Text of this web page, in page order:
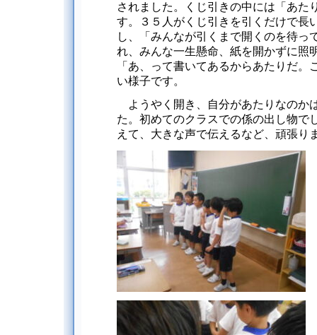
されました。くじ引きの中には「あた
す。３５人がくじ引きを引くだけで長
し、「みんなが引くまで開くのを待っ
れ、みんな一生懸命、紙を開かずに照
「あ、って書いてあるからあたりだ。
い様子です。
ようやく開き、自分があたりなのか
た。初めてのクラスでの係の出し物で
えて、大きな声で伝えるなど、頑張り